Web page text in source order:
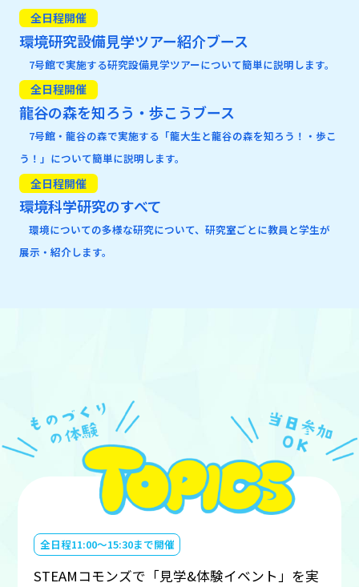
全日程開催
環境研究設備見学ツアー紹介ブース
7号館で実施する研究設備見学ツアーについて簡単に説明します。
全日程開催
龍谷の森を知ろう・歩こうブース
7号館・龍谷の森で実施する「龍大生と龍谷の森を知ろう！・歩こ
う！」について簡単に説明します。
全日程開催
環境科学研究のすべて
環境についての多様な研究について、研究室ごとに教員と学生が
展示・紹介します。
全日程11:00～15:30まで開催
STEAMコモンズで「見学&体験イベント」を実